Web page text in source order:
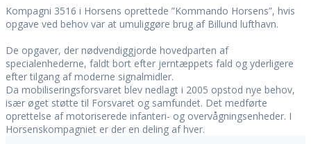
Kompagni 3516 i Horsens oprettede ”Kommando Horsens”, hvis
opgave ved behov var at umuliggøre brug af Billund lufthavn.
De opgaver, der nødvendiggjorde hovedparten af
specialenhederne, faldt bort efter jerntæppets fald og yderligere
efter tilgang af moderne signalmidler.
Da mobiliseringsforsvaret blev nedlagt i 2005 opstod nye behov,
især øget støtte til Forsvaret og samfundet. Det medførte
oprettelse af motoriserede infanteri- og overvågningsenheder. I
Horsenskompagniet er der en deling af hver.